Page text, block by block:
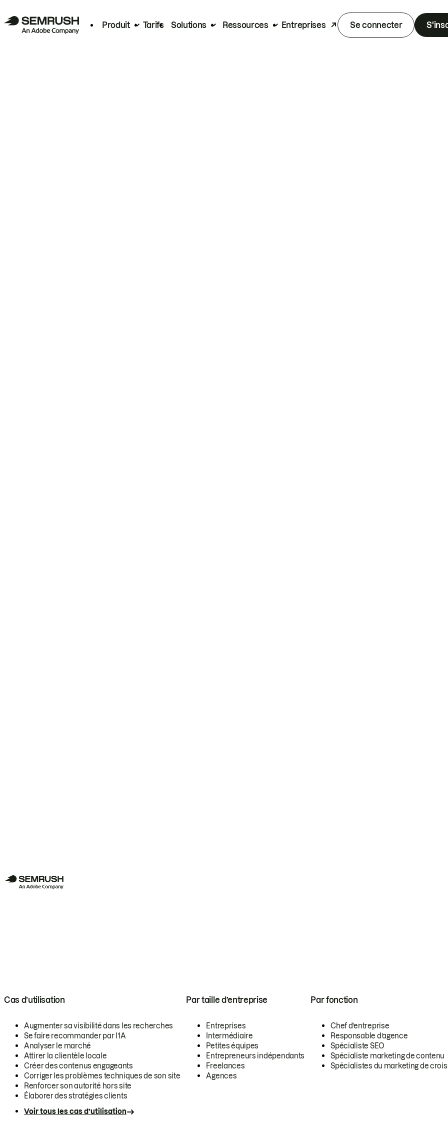
Produit Tarifs Solutions Ressources Entreprises Se connecter
Cas d’utilisation
Augmenter sa visibilité dans les recherches
Se faire recommander par l’IA
Analyser le marché
Attirer la clientèle locale
Créer des contenus engageants
Corriger les problèmes techniques de son site
Renforcer son autorité hors site
Élaborer des stratégies clients
Voir tous les cas d’utilisation
Par taille d’entreprise
Entreprises
Intermédiaire
Petites équipes
Entrepreneurs indépendants
Freelances
Agences
Par fonction
Chef d’entreprise
Responsable d’agence
Spécialiste SEO
Spécialiste marketing de contenu
Spécialistes du marketing de